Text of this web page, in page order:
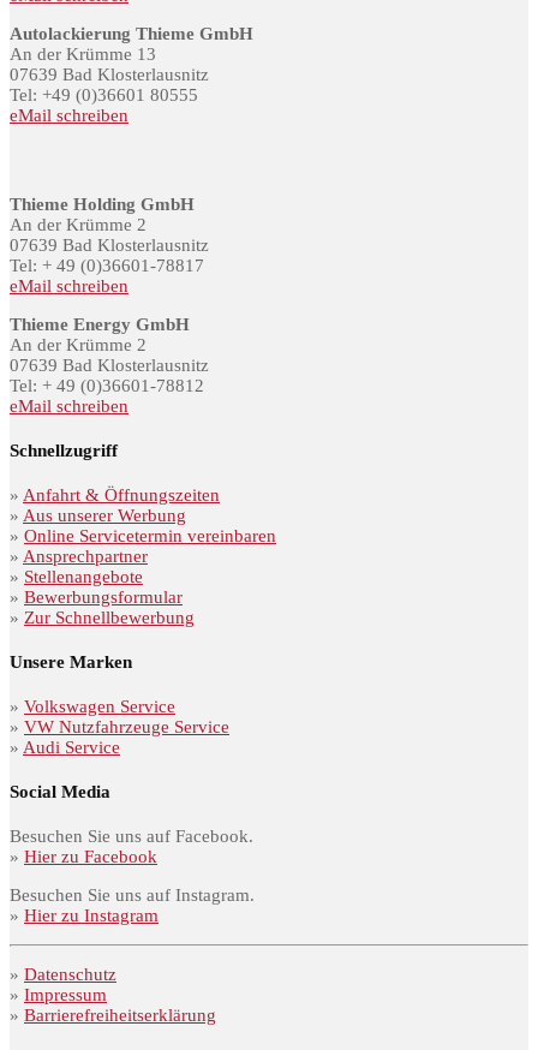
Autolackierung Thieme GmbH
An der Krümme 13
07639 Bad Klosterlausnitz
Tel: +49 (0)36601 80555
eMail schreiben
Thieme Holding GmbH
An der Krümme 2
07639 Bad Klosterlausnitz
Tel: + 49 (0)36601-78817
eMail schreiben
Thieme Energy GmbH
An der Krümme 2
07639 Bad Klosterlausnitz
Tel: + 49 (0)36601-78812
eMail schreiben
Schnellzugriff
» Anfahrt & Öffnungszeiten
» Aus unserer Werbung
» Online Servicetermin vereinbaren
» Ansprechpartner
» Stellenangebote
» Bewerbungsformular
» Zur Schnellbewerbung
Unsere Marken
» Volkswagen Service
» VW Nutzfahrzeuge Service
» Audi Service
Social Media
Besuchen Sie uns auf Facebook.
» Hier zu Facebook
Besuchen Sie uns auf Instagram.
» Hier zu Instagram
» Datenschutz
» Impressum
» Barrierefreiheitserklärung